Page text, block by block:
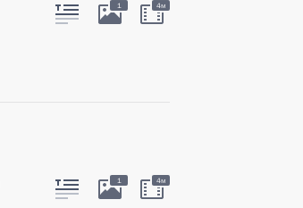
1 4м
1 4м